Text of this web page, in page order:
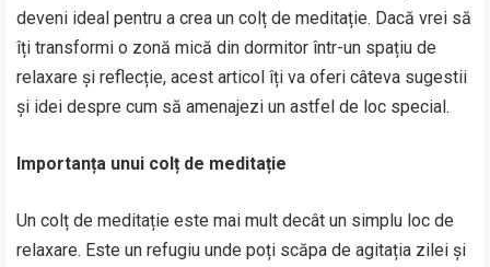
deveni ideal pentru a crea un colț de meditație. Dacă vrei să
îți transformi o zonă mică din dormitor într-un spațiu de
relaxare și reflecție, acest articol îți va oferi câteva sugestii
și idei despre cum să amenajezi un astfel de loc special.
Importanța unui colț de meditație
Un colț de meditație este mai mult decât un simplu loc de
relaxare. Este un refugiu unde poți scăpa de agitația zilei și